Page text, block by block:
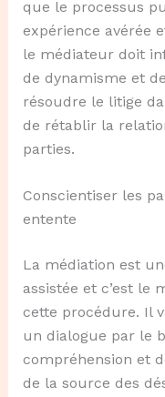
que le processus
expérience avérée
le médiateur doit
de dynamisme et
résoudre le litige
de rétablir la
parties.
Conscientiser les
entente
La médiation est
assistée et c’est le
cette procédure. Il
un dialogue par le
compréhension et
de la source des